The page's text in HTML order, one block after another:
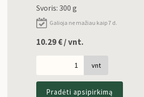
Svoris: 300 g
Galioja ne mažiau kaip 7 d.
10.29€/ vnt.
vnt
Pradėti apsipirkimą